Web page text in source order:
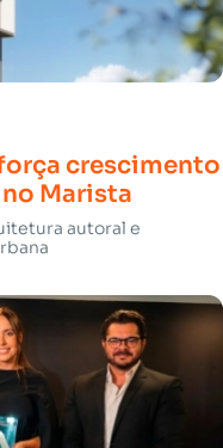
crescimento
Marista
autoral e